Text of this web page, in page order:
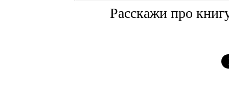
Расскажи про